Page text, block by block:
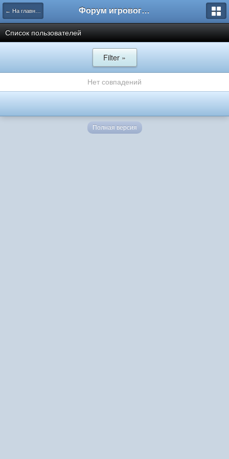
← На главную Форум игрового проекта Riverrise
Список пользователей
Filter »
Нет совпадений
Полная версия